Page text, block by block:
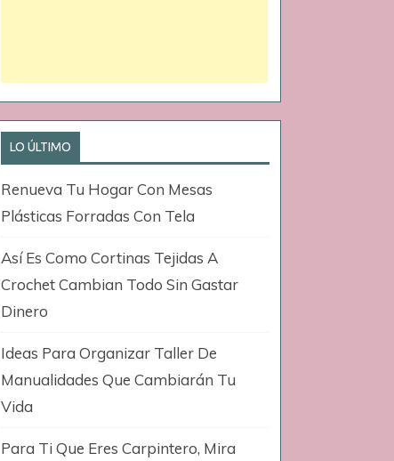
LO ÚLTIMO
Renueva Tu Hogar Con Mesas
Plásticas Forradas Con Tela
Así Es Como Cortinas Tejidas A
Crochet Cambian Todo Sin Gastar
Dinero
Ideas Para Organizar Taller De
Manualidades Que Cambiarán Tu
Vida
Para Ti Que Eres Carpintero, Mira